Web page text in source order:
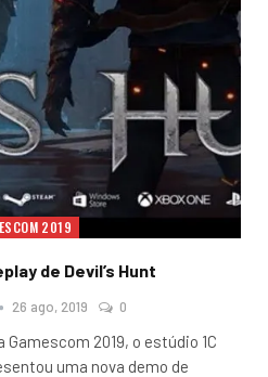
2019
de Devil’s Hunt
26 ago, 2019 0
2019, o estúdio 1C
uma nova demo de